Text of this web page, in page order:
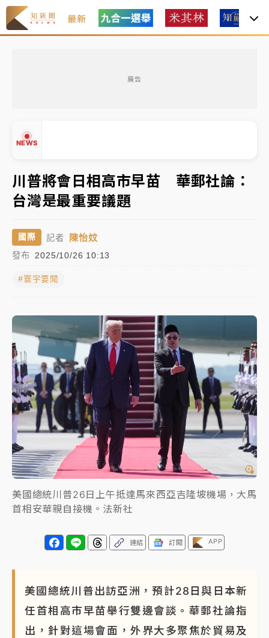
最新
廣告
NEWS
中信慈善基金會想增加董事人數！辜仲諒向法院聲請遭
駁 理由曝光
故宮《龍藏經》特展第2檔！今線上預約開賣一度塞車
周六起展出延長至晚上7時
台東農業處長涉圖利渡假村！東檢抗告成功 今重開羈
父親節泡湯了！中颱白海豚雨彈轟3天 「紅到發紫」降
雨熱區曝
暑假過三周才推「E宿新北打卡趣」！抽獎程序複雜 觀
旅局回應了
中信慈善基金會想增加董事人數！辜仲諒向法院聲請遭
駁 理由曝光
故宮《龍藏經》特展第2檔！今線上預約開賣一度塞車
周六起展出延長至晚上7時
台東農業處長涉圖利渡假村！東檢抗告成功 今重開羈
押庭
父親節泡湯了！中颱白海豚雨彈轟3天 「紅到發紫」降
雨熱區曝
川普將會日相高市早苗 華郵社論：
台灣是最重要議題
國際 記者 陳怡妏
發布 2025/10/26 10:13
#寰宇要聞
美國總統川普26日上午抵達馬來西亞吉隆坡機場，大馬
首相安華親自接機。法新社
連結 訂閱 APP
美國總統川普出訪亞洲，預計28日與日本新
任首相高市早苗舉行雙邊會談。華郵社論指
出，針對這場會面，外界大多聚焦於貿易及